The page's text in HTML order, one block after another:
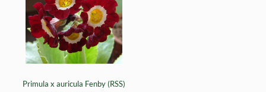
Primula x auricula Fenby (RSS)